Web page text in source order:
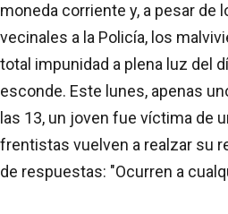
moneda corriente y, a pesar de
vecinales a la Policía, los
total impunidad a plena luz del
esconde. Este lunes, apenas
las 13, un joven fue víctima de
frentistas vuelven a realzar su
de respuestas: "Ocurren a